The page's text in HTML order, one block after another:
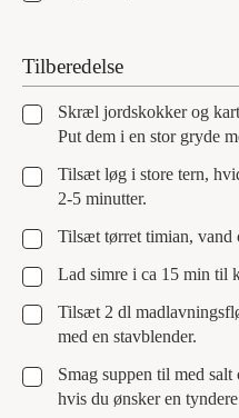
Tilberedelse
▢
Skræl jordskokker og
Put dem i en stor gryde
▢
Tilsæt løg i store tern,
2-5 minutter.
▢
Tilsæt tørret timian, vand
▢
Lad simre i ca 15 min til
▢
Tilsæt 2 dl
med en stavblender.
▢
Smag suppen til med
hvis du ønsker en